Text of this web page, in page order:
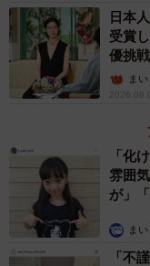
など、軍兵士側の状
日本
受賞
優挑
子のま
「化
雰囲
が」
ま
「不